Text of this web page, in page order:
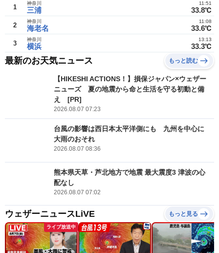
1 三浦
神奈川
33.8℃
11:51
2 海老名
神奈川
33.6℃
11:08
3 横浜
神奈川
33.3℃
13:13
最新のお天気ニュース もっと読む
【HIKESHI ACTIONS！】損保ジャパン×ウェザー
ニューズ 夏の地震から命と生活を守る初動と備
え [PR]
2026.08.07 07:23
台風の影響は西日本太平洋側にも 九州を中心に
大雨のおそれ
2026.08.07 08:36
熊本県天草・芦北地方で地震 最大震度3 津波の心
配なし
2026.08.07 07:02
ウェザーニュースLiVE もっと見る
ライブ放送中